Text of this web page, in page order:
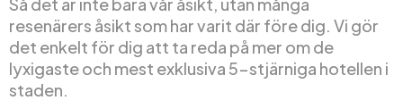
Så det är inte bara vår åsikt, utan många
resenärers åsikt som har varit där före dig. Vi gör
det enkelt för dig att ta reda på mer om de
lyxigaste och mest exklusiva 5-stjärniga hotellen i
staden.